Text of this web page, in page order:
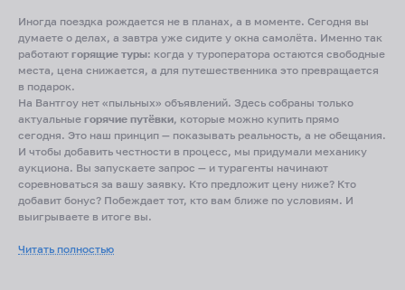
Иногда поездка рождается не в планах, а в моменте. Сегодня вы
думаете о делах, а завтра уже сидите у окна самолёта. Именно так
работают горящие туры: когда у туроператора остаются свободные
места, цена снижается, а для путешественника это превращается
в подарок.
На Вантгоу нет «пыльных» объявлений. Здесь собраны только
актуальные горячие путёвки, которые можно купить прямо
сегодня. Это наш принцип — показывать реальность, а не обещания.
И чтобы добавить честности в процесс, мы придумали механику
аукциона. Вы запускаете запрос — и турагенты начинают
соревноваться за вашу заявку. Кто предложит цену ниже? Кто
добавит бонус? Побеждает тот, кто вам ближе по условиям. И
выигрываете в итоге вы.
Какие туры бывают
Читать полностью